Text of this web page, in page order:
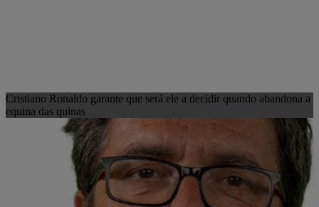
Cristiano Ronaldo garante que será ele a decidir quando abandona a
equina das quinas